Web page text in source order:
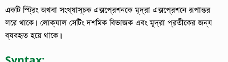
একটি স্ট্রিং অথবা সংখ্যাসূচক এক্সপ্রেশনকে মূদ্রা এক্সপ্রেশনে রূপান্তর
লরে থাকে। লোক্যাল সেটিং দশমিক বিভাজক এবং মূদ্রা প্রতীকের জন্য
ব্যবহৃত হয়ে থাকে।